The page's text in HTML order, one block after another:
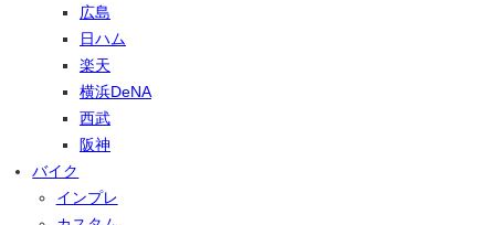
広島
日ハム
楽天
横浜DeNA
西武
阪神
バイク
インプレ